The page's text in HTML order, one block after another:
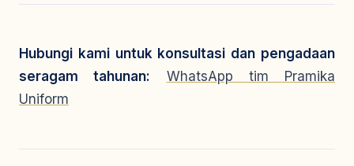
Hubungi kami untuk konsultasi dan pengadaan
seragam tahunan:
WhatsApp tim Pramika
Uniform